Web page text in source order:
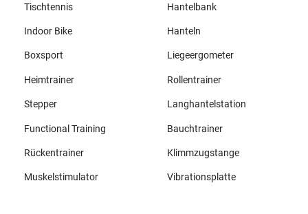
Tischtennis Hantelbank
Indoor Bike Hanteln
Boxsport Liegeergometer
Heimtrainer Rollentrainer
Stepper Langhantelstation
Functional Training Bauchtrainer
Rückentrainer Klimmzugstange
Muskelstimulator Vibrationsplatte